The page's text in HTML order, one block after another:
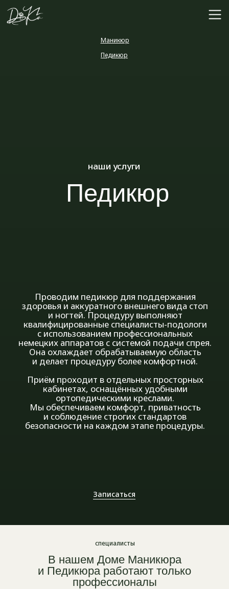
Педикюр
Маникюр
и соблюдение строгих стандартов
безопасности на каждом этапе процедуры.
Записаться
специалисты
В нашем Доме Маникюра
и Педикюраработают только
профессионалы